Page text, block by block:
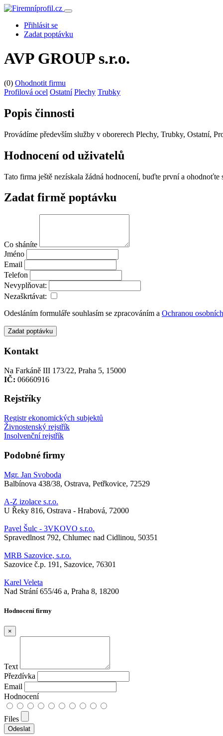
Přihlásit se
Zadat poptávku
AVP GROUP s.r.o.
(0) Ohodnotit firmu
Profilová ocel Ostatní Plechy Trubky
Popis činnosti
Provádíme především služby v oborerech Plechy, Trubky, Ostatní,
Hodnocení od uživatelů
Tato firma ještě nezískala žádná hodnocení, buďte první a
Zadat firmě poptávku
Co sháníte
Jméno
Email
Telefon
Nevyplňovat:
Nezaškrtávat:
Odesláním formuláře souhlasím se zpracováním a Ochranou
Zadat poptávku
Kontakt
Na Farkáně III 173/22, Praha 5, 15000
IČ: 06660916
Rejstříky
Registr ekonomických subjektů
Živnostenský rejstřík
Insolvenční rejstřík
Podobné firmy
Mgr. Jan Svoboda
Balbínova 438/38, Ostrava, Petřkovice, 72529
A-Z izolace s.r.o.
U Řeky 816, Ostrava - Hrabová, 72000
Pavel Šulc - 3VKOVO s.r.o.
Spravedlnost 792, Chlumec nad Cidlinou, 50351
MRB Sazovice, s.r.o.
Sazovice č.p. 191, Sazovice, 76301
Karel Veleta
Nad Strání 655/46 a, Praha 8, 18200
Hodnocení firmy
×
Text
Přezdívka
Email
Hodnocení
Files